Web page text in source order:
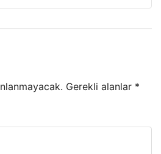
Gerekli alanlar *